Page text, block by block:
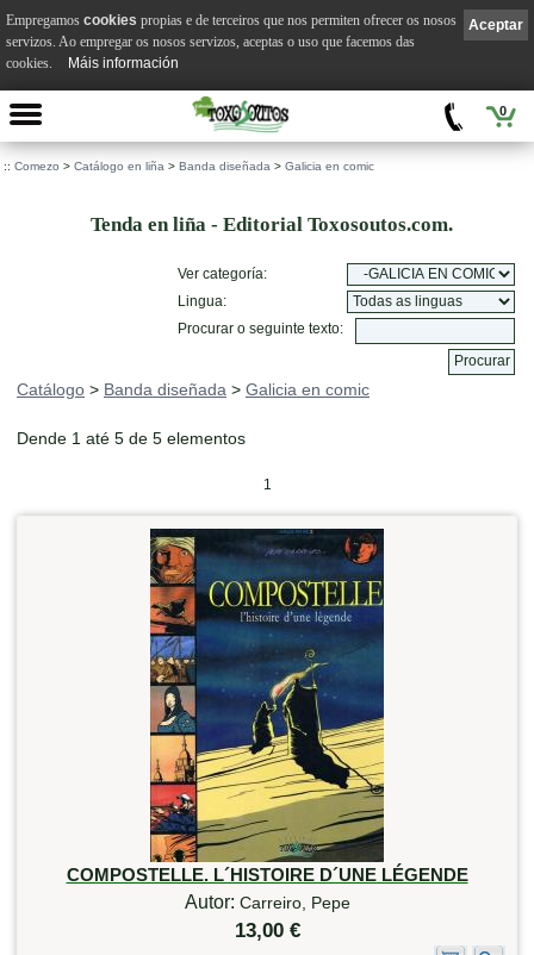
0
:: Comezo > Catálogo en liña > Banda diseñada > Galicia en comic
Tenda en liña - Editorial Toxosoutos.com.
Ver categoría:
Lingua:
Procurar o seguinte texto:
Catálogo > Banda diseñada > Galicia en comic
Dende 1 até 5 de 5 elementos
1
COMPOSTELLE. L´HISTOIRE D´UNE LÉGENDE
Autor: Carreiro, Pepe
13,00 €
Aceptar
Empregamos cookies propias e de terceiros que nos permiten ofrecer os nosos
servizos. Ao empregar os nosos servizos, aceptas o uso que facemos das
cookies.
Máis información